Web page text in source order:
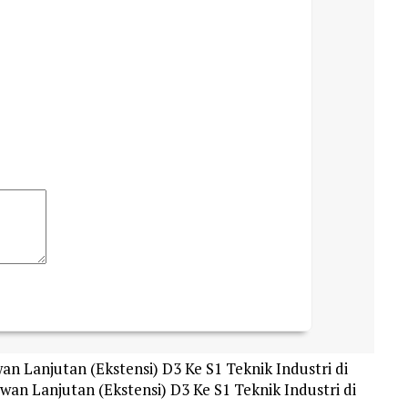
Lanjutan (Ekstensi) D3 Ke S1 Teknik Industri di
Lanjutan (Ekstensi) D3 Ke S1 Teknik Industri di